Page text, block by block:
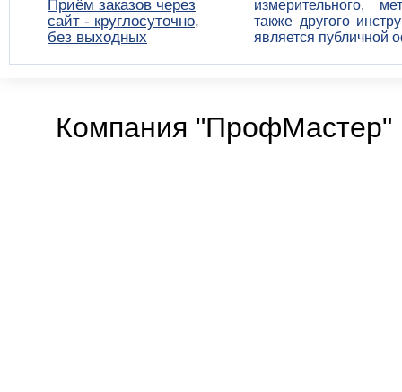
Приём заказов через
сайт - круглосуточно,
без выходных
измерительного,
также другого
является публичной
Компания "ПрофМастер"